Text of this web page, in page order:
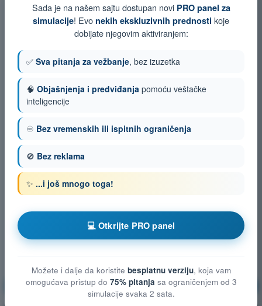
Performanse leta i planiranje Vežbanje!
Sada je na našem sajtu dostupan novi PRO panel za
simulacije! Evo nekih ekskluzivnih prednosti koje
dobijate njegovim aktiviranjem:
✅ Sva pitanja za vežbanje, bez izuzetka
🧠 Objašnjenja i predviđanja pomoću veštačke
inteligencije
♾️ Bez vremenskih ili ispitnih ograničenja
🚫 Bez reklama
✨ ...i još mnogo toga!
💻 Otkrijte PRO panel
Možete i dalje da koristite besplatnu verziju, koja vam
omogućava pristup do 75% pitanja sa ograničenjem od 3
simulacije svaka 2 sata.